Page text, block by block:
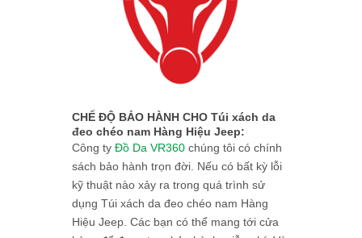
CHẾ ĐỘ BẢO HÀNH CHO Túi xách da
đeo chéo nam Hàng Hiệu Jeep:
Công ty Đồ Da VR360 chúng tôi có chính
sách bảo hành trọn đời. Nếu có bất kỳ lỗi
kỹ thuật nào xảy ra trong quá trình sử
dụng Túi xách da đeo chéo nam Hàng
Hiệu Jeep. Các bạn có thể mang tới cửa